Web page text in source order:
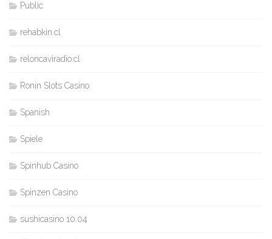
Public
rehabkin.cl
reloncaviradio.cl
Ronin Slots Casino
Spanish
Spiele
Spinhub Casino
Spinzen Casino
sushicasino 10.04